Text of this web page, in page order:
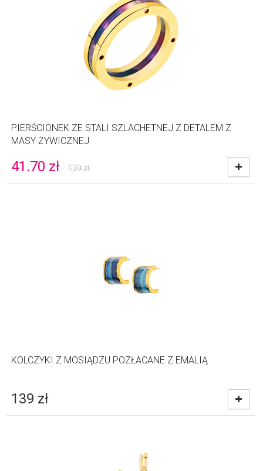
PIERŚCIONEK ZE STALI SZLACHETNEJ Z DETALEM Z
MASY ŻYWICZNEJ
41.70 zł 139zł
KOLCZYKI Z MOSIĄDZU POZŁACANE Z EMALIĄ
139 zł